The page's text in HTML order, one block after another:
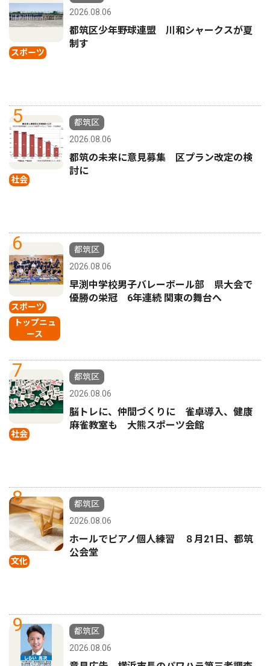
スポーツ
2026.08.06
都筑区少年野球連盟 川和シャークスが夏
制す
5
社会
都筑区
2026.08.06
都筑の未来に意見募集 区プラン改定の検
討に
6
スポーツ
トップニュ
ース
都筑区
2026.08.06
早渕中学校男子バレーボール部 県大会で
優勝の栄冠 6年連続 関東の舞台へ
7
社会
都筑区
2026.08.06
脳トレに、仲間づくりに 雀卓導入、健康
麻雀教室も 大熊スポーツ会館
8
文化
都筑区
2026.08.06
ホールでピアノ個人練習 ８月21日、都筑
公会堂
9
都筑区
2026.08.06